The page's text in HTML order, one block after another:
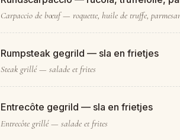
Carpaccio de bœuf — roquette, huile de truffe,
Rumpsteak gegrild — sla en frietjes
Steak grillé — salade et frites
Entrecôte gegrild — sla en frietjes
Entrecôte grillé — salade et frites